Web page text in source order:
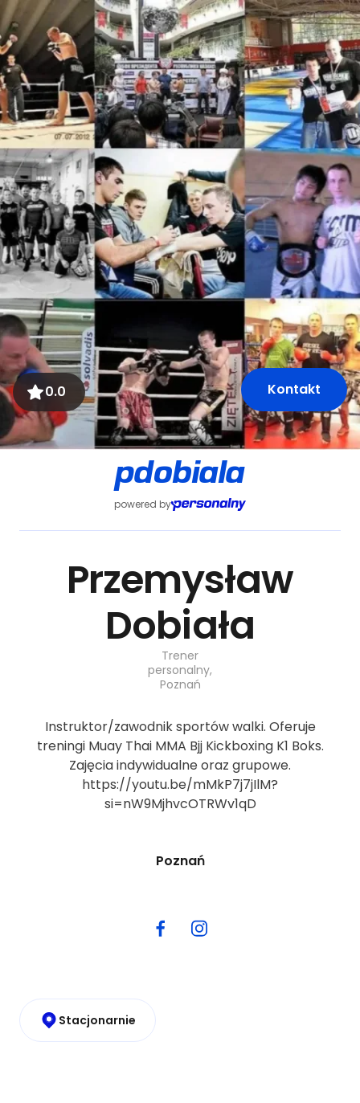
0.0 Kontakt
pdobiala
powered by
Przemysław
Dobiała
Trener
personalny,
Poznań
Instruktor/zawodnik sportów walki. Oferuje
treningi Muay Thai MMA Bjj Kickboxing K1 Boks.
Zajęcia indywidualne oraz grupowe.
https://youtu.be/mMkP7j7jIlM?
si=nW9MjhvcOTRWv1qD
Poznań
Stacjonarnie